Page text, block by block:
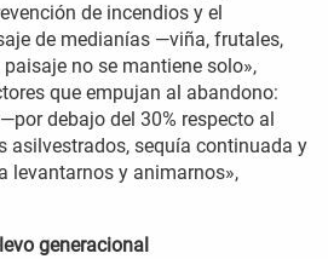
de incendios y el
de medianías —viña, frutales,
no se mantiene solo»,
que empujan al abandono:
debajo del 30% respecto al
asilvestrados, sequía continuada y
levantarnos y animarnos»,
generacional